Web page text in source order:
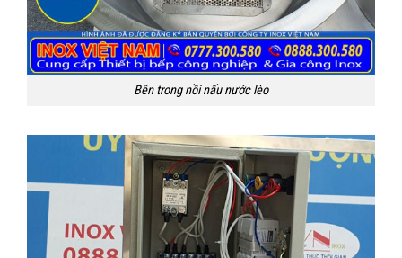
Bên trong nồi nấu nước lèo